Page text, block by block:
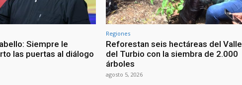
Siempre le
las puertas al diálogo
Regiones
Reforestan seis hectáreas del Valle
del Turbio con la siembra de 2.000
árboles
agosto 5, 2026